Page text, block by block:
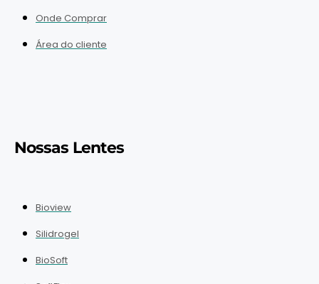
Onde Comprar
Área do cliente
Nossas Lentes
Bioview
Silidrogel
BioSoft